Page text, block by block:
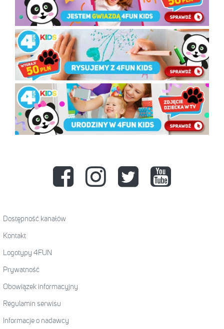
Dostępność kanałów
Kontakt
Logotypy 4FUN
Prywatność
Obowiązek informacyjny
Regulamin serwisu
Informacje o nadawcy